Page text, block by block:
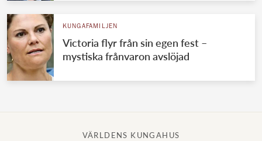
KUNGAFAMILJEN
Victoria flyr från sin egen fest –
mystiska frånvaron avslöjad
VÄRLDENS KUNGAHUS